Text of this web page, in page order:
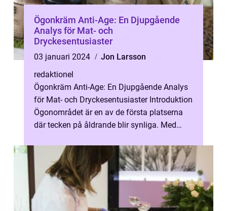
Ögonkräm Anti-Age: En Djupgående
Analys för Mat- och
Dryckesentusiaster
03 januari 2024
Jon Larsson
redaktionel
Ögonkräm Anti-Age: En Djupgående Analys
för Mat- och Dryckesentusiaster Introduktion
Ögonområdet är en av de första platserna
där tecken på åldrande blir synliga. Med